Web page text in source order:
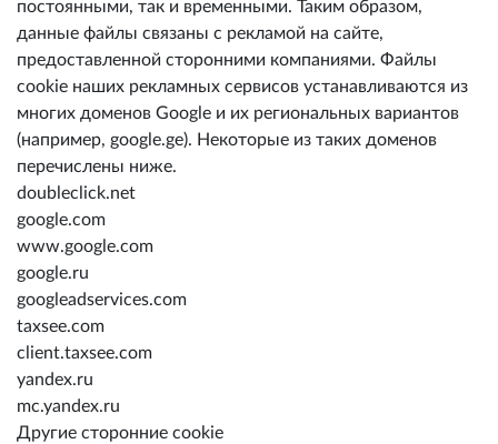
постоянными, так и временными. Таким образом,
данные файлы связаны с рекламой на сайте,
предоставленной сторонними компаниями. Файлы
cookie наших рекламных сервисов устанавливаются из
многих доменов Google и их региональных вариантов
(например, google.ge). Некоторые из таких доменов
перечислены ниже.
doubleclick.net
google.com
www.google.com
google.ru
googleadservices.com
taxsee.com
client.taxsee.com
yandex.ru
mc.yandex.ru
Другие сторонние cookie